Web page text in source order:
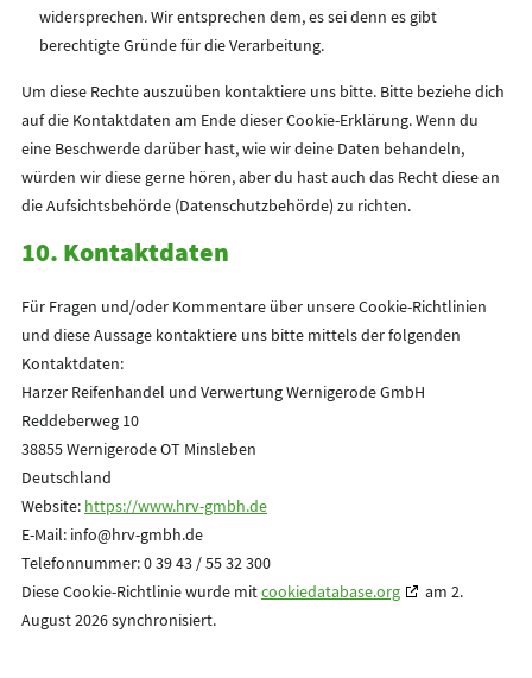
widersprechen. Wir entsprechen dem, es sei denn es gibt
berechtigte Gründe für die Verarbeitung.
Um diese Rechte auszuüben kontaktiere uns bitte. Bitte beziehe dich
auf die Kontaktdaten am Ende dieser Cookie-Erklärung. Wenn du
eine Beschwerde darüber hast, wie wir deine Daten behandeln,
würden wir diese gerne hören, aber du hast auch das Recht diese an
die Aufsichtsbehörde (Datenschutzbehörde) zu richten.
10. Kontaktdaten
Für Fragen und/oder Kommentare über unsere Cookie-Richtlinien
und diese Aussage kontaktiere uns bitte mittels der folgenden
Kontaktdaten:
Harzer Reifenhandel und Verwertung Wernigerode GmbH
Reddeberweg 10
38855 Wernigerode OT Minsleben
Deutschland
Website: https://www.hrv-gmbh.de
E-Mail: info@hrv-gmbh.de
Telefonnummer: 0 39 43 / 55 32 300
Diese Cookie-Richtlinie wurde mitcookiedatabase.org
am 2.
August 2026 synchronisiert.